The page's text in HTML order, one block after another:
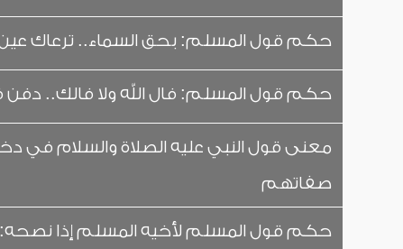
حكم قول المسلم: بحق السماء.. ترعاك عين
حكم قول المسلم: فال الله ولا فالك.. دفن
معنى قول النبي عليه الصلاة والسلام في
صفاتهم
حكم قول المسلم لأخيه المسلم إذا